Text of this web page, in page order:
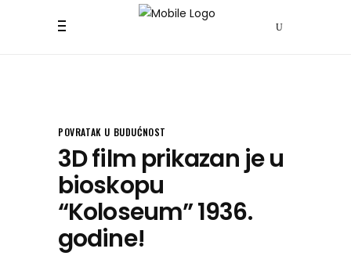
POVRATAK U BUDUĆNOST
3D film prikazan je u
bioskopu
“Koloseum” 1936.
godine!